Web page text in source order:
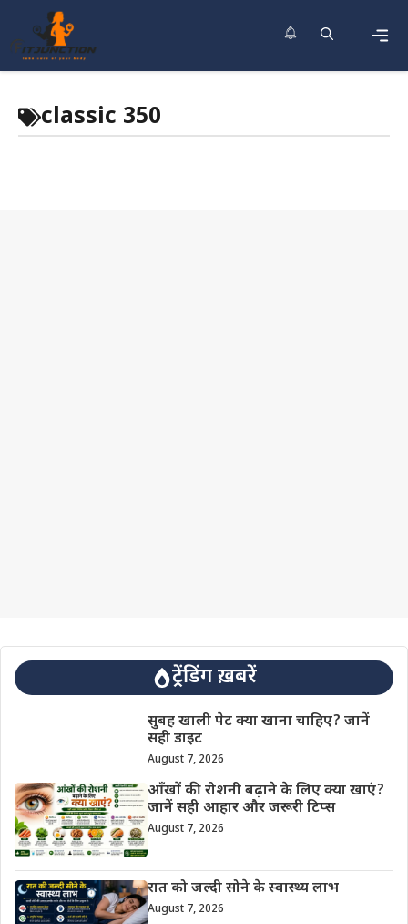
content
classic 350
ट्रेंडिंग ख़बरें
सुबह खाली पेट क्या खाना चाहिए? जानें
सही डाइट
August 7, 2026
आँखों की रोशनी बढ़ाने के लिए क्या खाएं?
जानें सही आहार और जरूरी टिप्स
August 7, 2026
रात को जल्दी सोने के स्वास्थ्य लाभ
August 7, 2026